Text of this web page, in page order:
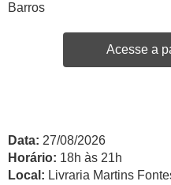
Barros
Acesse a
Data: 27/08/2026
Horário: 18h às 21h
Local: Livraria Martins